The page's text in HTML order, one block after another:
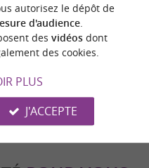
Animalier
Les Thermes
d'eaux chloro-
leurs vertus ...
autorisez le dépôt de
d'audience.
des vidéosdont
des cookies.
PLUS
J'ACCEPTE